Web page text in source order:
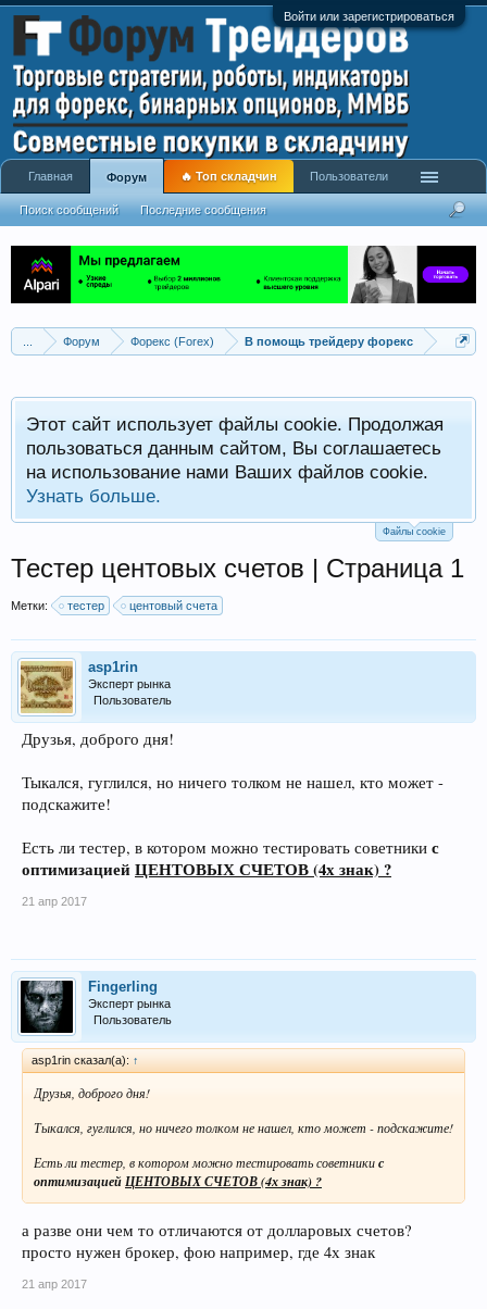
Войти или зарегистрироваться
Форум Форекс (Forex) В помощь трейдеру форекс
Этот сайт использует файлы cookie. Продолжая
пользоваться данным сайтом, Вы соглашаетесь
на использование нами Ваших файлов cookie.
Узнать больше.
Файлы cookie
Тестер центовых счетов | Страница 1
Метки: тестер центовый счета
asp1rin
Эксперт рынка
Пользователь
Друзья, доброго дня!
Тыкался, гуглился, но ничего толком не нашел, кто может -
подскажите!
Есть ли тестер, в котором можно тестировать советники с
оптимизациейЦЕНТОВЫХ СЧЕТОВ (4х знак) ?
21 апр 2017
Fingerling
Эксперт рынка
Пользователь
asp1rin сказал(а): ↑
Друзья, доброго дня!
Тыкался, гуглился, но ничего толком не нашел, кто может - подскажите!
Есть ли тестер, в котором можно тестировать советникис
оптимизациейЦЕНТОВЫХ СЧЕТОВ (4х знак) ?
а разве они чем то отличаются от долларовых счетов?
просто нужен брокер, фою например, где 4х знак
21 апр 2017
Главная Форум
Поиск сообщений Последние сообщения
🔥 Топ складчин Пользователи